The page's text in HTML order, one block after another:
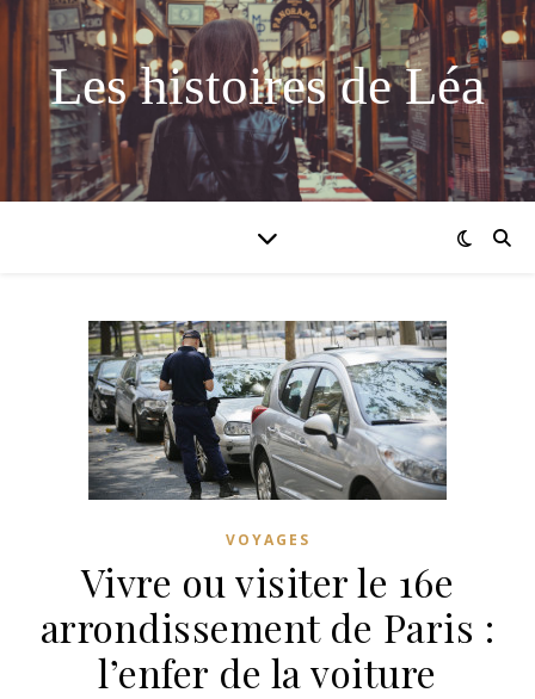
Les histoires de Léa
VOYAGES
Vivre ou visiter le 16e
arrondissement de Paris :
l’enfer de la voiture